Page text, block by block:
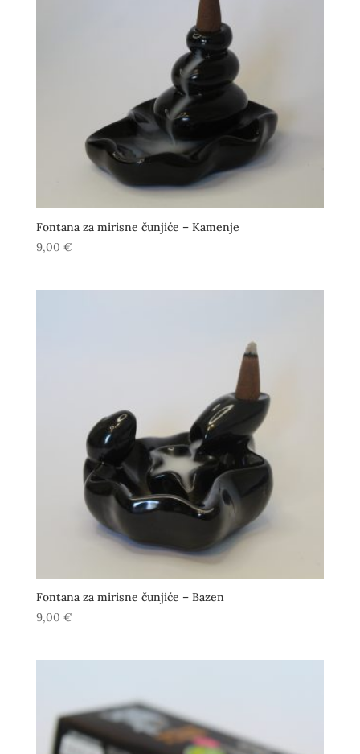
Fontana za mirisne čunjiće – Kamenje
9,00 €
Fontana za mirisne čunjiće – Bazen
9,00 €